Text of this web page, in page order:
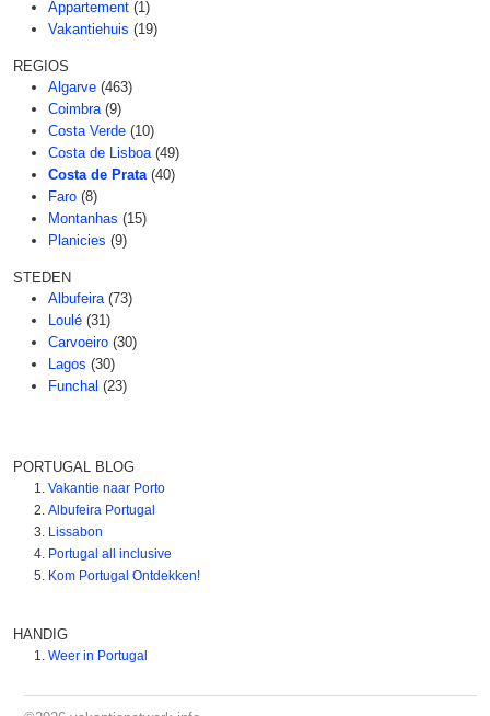
Appartement (1)
Vakantiehuis (19)
REGIOS
Algarve (463)
Coimbra (9)
Costa Verde (10)
Costa de Lisboa (49)
Costa de Prata (40)
Faro (8)
Montanhas (15)
Planicies (9)
STEDEN
Albufeira (73)
Loulé (31)
Carvoeiro (30)
Lagos (30)
Funchal (23)
PORTUGAL BLOG
Vakantie naar Porto
Albufeira Portugal
Lissabon
Portugal all inclusive
Kom Portugal Ontdekken!
HANDIG
Weer in Portugal